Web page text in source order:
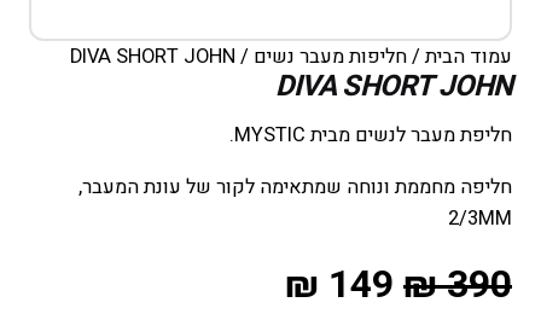
עמוד הבית/חליפות מעבר נשים / DIVA SHORT JOHN
DIVA SHORT JOHN
חליפת מעבר לנשים מבית MYSTIC.
חליפה מחממת ונוחה שמתאימה לקור של עונת המעבר,
2/3MM
₪390
₪ 149